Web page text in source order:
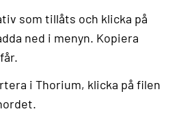
som tillåts och klicka på
ned i menyn. Kopiera
i Thorium, klicka på filen